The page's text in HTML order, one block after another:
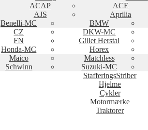
ACAP ACE
AJS
Aprilia
Benelli-MC BMW
CZ DKW-MC
FN Gillet Herstal
Honda-MC Horex
Maico Matchless
Schwinn Suzuki-MC
StafferingsStriber
Hjelme
Cykler
Motormærke
Traktorer